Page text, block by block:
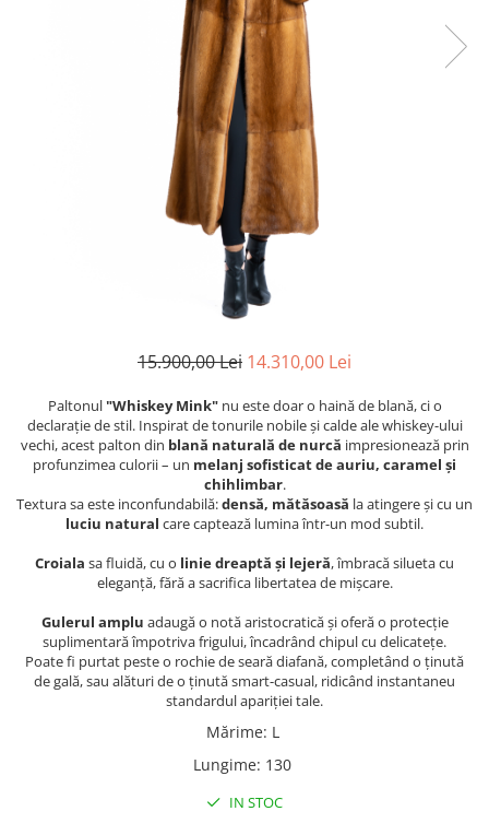
15.900,00 Lei 14.310,00 Lei
Paltonul"Whiskey Mink"nu este doar o haină de blană, ci o
declarație de stil. Inspirat de tonurile nobile și calde ale whiskey-ului
vechi, acest palton din blană naturală de nurcă impresionează prin
profunzimea culorii – un melanj sofisticat de auriu, caramel și
chihlimbar.
Textura sa este inconfundabilă:densă, mătăsoasă la atingere și cu un
luciu natural care captează lumina într-un mod subtil.
Croiala sa fluidă, cu o linie dreaptă și lejeră, îmbracă silueta cu
eleganță, fără a sacrifica libertatea de mișcare.
Gulerul amplu adaugă o notă aristocratică și oferă o protecție
suplimentară împotriva frigului, încadrând chipul cu delicatețe.
Poate fi purtat peste o rochie de seară diafană, completând o ținută
de gală, sau alături de o ținută smart-casual, ridicând instantaneu
standardul apariției tale.
Mărime: L
Lungime: 130
IN STOC